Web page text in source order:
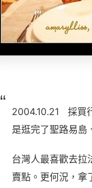
2004.10.21 採買
是逛完了聖路易島
台灣人最喜歡去拉
賣點。更何況，拿